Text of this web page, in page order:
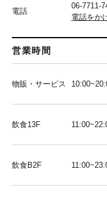
電話
06-7711-
電話をか
営業時間
物販・サービス
飲食13F
飲食B2F